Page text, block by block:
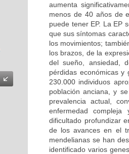
aumenta
menos de 40 años de
puede tener EP. La EP
que sus síntomas
los movimientos;
los brazos, de la
del sueño, ansiedad,
pérdidas económicas y
230.000 individuos
población anciana, y
prevalencia actual,
enfermedad
dificultado profundizar
de los avances en el
mendelianas se han
identificado varios